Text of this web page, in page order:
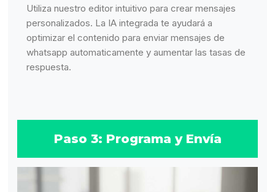
Utiliza nuestro editor intuitivo para crear mensajes
personalizados. La IA integrada te ayudará a
optimizar el contenido para enviar mensajes de
whatsapp automaticamente y aumentar las tasas de
respuesta.
Paso 3: Programa y Envía